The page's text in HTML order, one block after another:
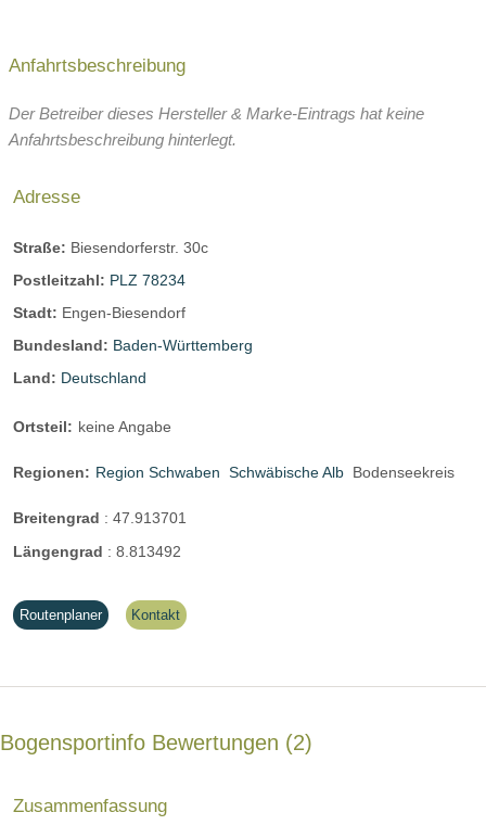
Anfahrtsbeschreibung
Der Betreiber dieses Hersteller & Marke-Eintrags hat keine
Anfahrtsbeschreibung hinterlegt.
Adresse
Straße: Biesendorferstr. 30c
Postleitzahl: PLZ 78234
Stadt: Engen-Biesendorf
Bundesland: Baden-Württemberg
Land: Deutschland
Ortsteil: keine Angabe
Regionen: Region Schwaben Schwäbische Alb Bodenseekreis
Breitengrad : 47.913701
Längengrad : 8.813492
Routenplaner Kontakt
Bogensportinfo Bewertungen 2
Zusammenfassung